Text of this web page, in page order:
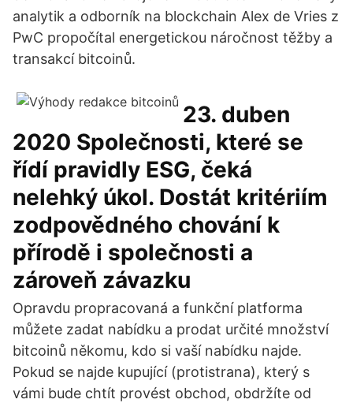
analytik a odborník na blockchain Alex de Vries z
PwC propočítal energetickou náročnost těžby a
transakcí bitcoinů.
23. duben
2020 Společnosti, které se
řídí pravidly ESG, čeká
nelehký úkol. Dostát kritériím
zodpovědného chování k
přírodě i společnosti a
zároveň závazku
Opravdu propracovaná a funkční platforma
můžete zadat nabídku a prodat určité množství
bitcoinů někomu, kdo si vaší nabídku najde.
Pokud se najde kupující (protistrana), který s
vámi bude chtít provést obchod, obdržíte od